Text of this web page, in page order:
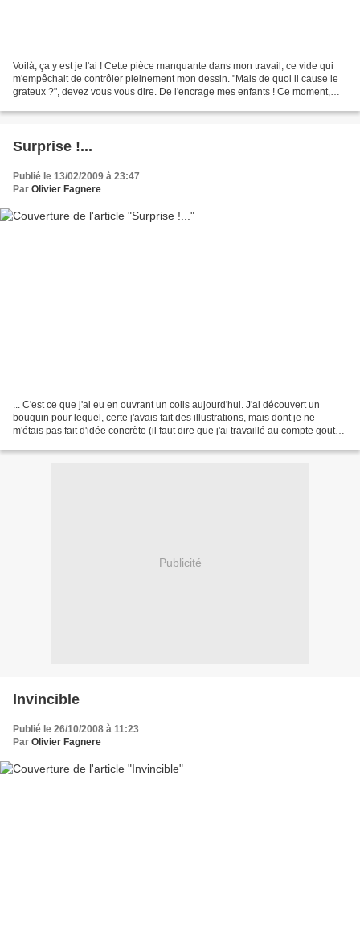
Voilà, ça y est je l'ai ! Cette pièce manquante dans mon travail, ce vide qui
m'empêchait de contrôler pleinement mon dessin. "Mais de quoi il cause le
grateux ?", devez vous vous dire. De l'encrage mes enfants ! Ce moment,
Surprise !...
Publié le 13/02/2009 à 23:47
Par Olivier Fagnere
... C'est ce que j'ai eu en ouvrant un colis aujourd'hui. J'ai découvert un
bouquin pour lequel, certe j'avais fait des illustrations, mais dont je ne
m'étais pas fait d'idée concrète (il faut dire que j'ai travaillé au compte goute
Publicité
Invincible
Publié le 26/10/2008 à 11:23
Par Olivier Fagnere